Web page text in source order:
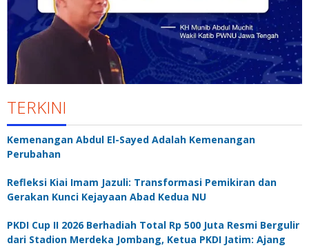
TERKINI
Kemenangan Abdul El-Sayed Adalah Kemenangan
Perubahan
Refleksi Kiai Imam Jazuli: Transformasi Pemikiran dan
Gerakan Kunci Kejayaan Abad Kedua NU
PKDI Cup II 2026 Berhadiah Total Rp 500 Juta Resmi Bergulir
dari Stadion Merdeka Jombang, Ketua PKDI Jatim: Ajang